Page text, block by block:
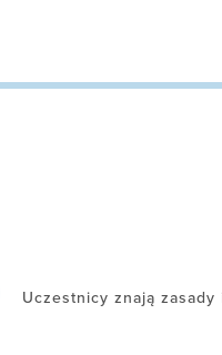
Uczestnicy znają